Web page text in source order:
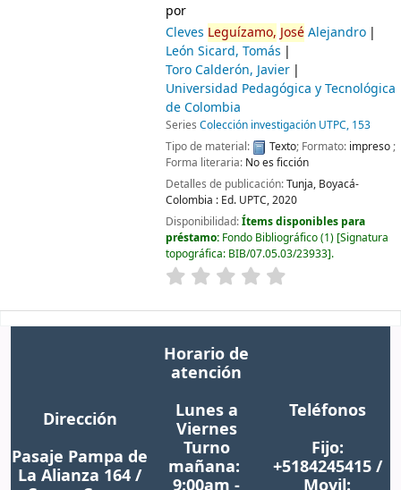
por
Cleves Leguízamo, JoséAlejandro
León Sicard, Tomás
Toro Calderón, Javier
Universidad Pedagógica y Tecnológica
de Colombia
Series Colección investigación UTPC, 153
Tipo de material:
Texto; Formato: impreso;
Forma literaria: No es ficción
Detalles de publicación:Tunja, Boyacá-
Colombia : Ed. UPTC,2020
Disponibilidad:Ítems disponibles para
préstamo: Fondo Bibliográfico(1) Signatura
topográfica: BIB/07.05.03/23933 .
Dirección
Pasaje Pampa de
La Alianza 164 /
Horario de
atención
Lunes a
Viernes
Turno
mañana:
9:00am -
Teléfonos
Fijo:
+5184245415 /
Movil: